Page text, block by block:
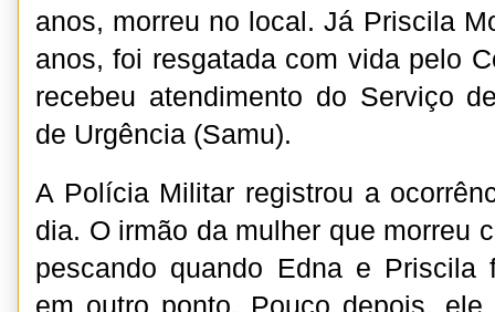
anos, morreu no local. Já Priscila
anos, foi resgatada com vida pelo
recebeu atendimento do Serviço
de Urgência (Samu).
A Polícia Militar registrou a
dia. O irmão da mulher que morreu
pescando quando Edna e Priscila
em outro ponto. Pouco depois,